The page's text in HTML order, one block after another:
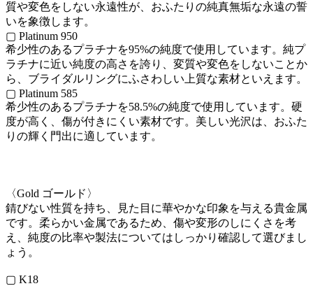
質や変色をしない永遠性が、おふたりの純真無垢な永遠の誓
いを象徴します。
▢ Platinum 950
希少性のあるプラチナを95%の純度で使用しています。純プ
ラチナに近い純度の高さを誇り、変質や変色をしないことか
ら、ブライダルリングにふさわしい上質な素材といえます。
▢ Platinum 585
希少性のあるプラチナを58.5%の純度で使用しています。硬
度が高く、傷が付きにくい素材です。美しい光沢は、おふた
りの輝く門出に適しています。
〈Gold ゴールド〉
錆びない性質を持ち、見た目に華やかな印象を与える貴金属
です。柔らかい金属であるため、傷や変形のしにくさを考
え、純度の比率や製法についてはしっかり確認して選びまし
ょう。
▢ K18